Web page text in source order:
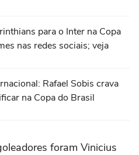
para o Inter na Copa
nas redes sociais; veja
Rafael Sobis crava
na Copa do Brasil
foram Vinicius